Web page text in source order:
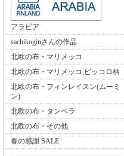
アラビア
sachikoginさんの作品
北欧の布・マリメッコ
北欧の布・マリメッコ,ピッコロ柄
北欧の布・フィンレイスン(ムーミ
ン)
北欧の布・タンペラ
北欧の布・その他
春の感謝 SALE